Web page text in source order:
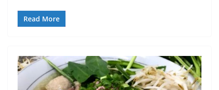
Read More